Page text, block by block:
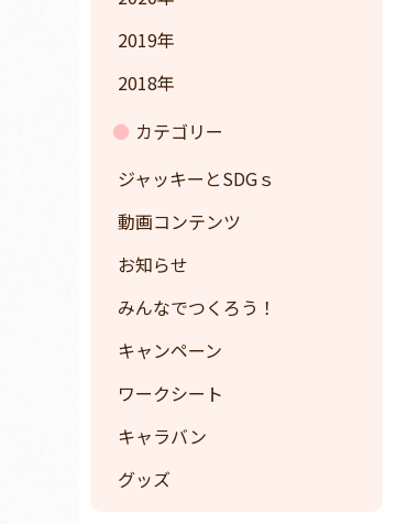
2019
2018
カテゴリー
ジャッキーとSDGｓ
動画コンテンツ
お知らせ
みんなでつくろう！
キャンペーン
ワークシート
キャラバン
グッズ